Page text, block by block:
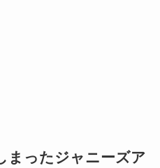
まったジャニーズア